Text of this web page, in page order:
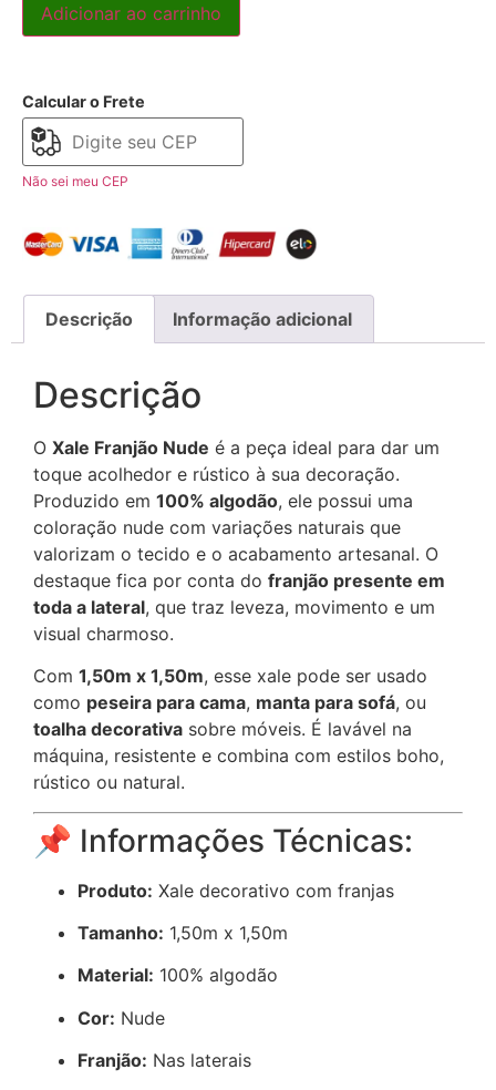
Adicionar ao carrinho
Calcular o Frete
Não sei meu CEP
Descrição Informação adicional
Descrição
O Xale Franjão Nude é a peça ideal para dar um
toque acolhedor e rústico à sua decoração.
Produzido em 100% algodão, ele possui uma
coloração nude com variações naturais que
valorizam o tecido e o acabamento artesanal. O
destaque fica por conta do franjão presente em
toda a lateral, que traz leveza, movimento e um
visual charmoso.
Com 1,50m x 1,50m, esse xale pode ser usado
como peseira para cama, manta para sofá, ou
toalha decorativa sobre móveis. É lavável na
máquina, resistente e combina com estilos boho,
rústico ou natural.
📌 Informações Técnicas:
Produto: Xale decorativo com franjas
Tamanho: 1,50m x 1,50m
Material: 100% algodão
Cor: Nude
Franjão: Nas laterais